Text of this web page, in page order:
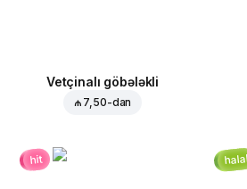
Vetçinalı göbələkli
₼ 7,50-dan
hit halal